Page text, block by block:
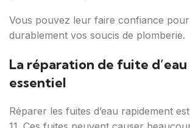
Vous pouvez leur faire confiance
durablement vos soucis de plomberie.
La réparation de fuite d’eau
essentiel
Réparer les fuites d’eau rapidement